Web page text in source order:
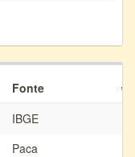
Fonte
IBGE
Paca